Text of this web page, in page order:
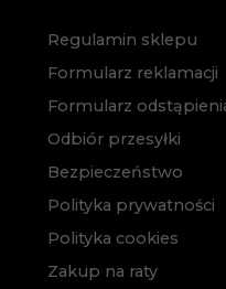
Regulamin sklepu
Formularz reklamacji
Formularz
Odbiór przesyłki
Bezpieczeństwo
Polityka prywatności
Polityka cookies
Zakup na raty